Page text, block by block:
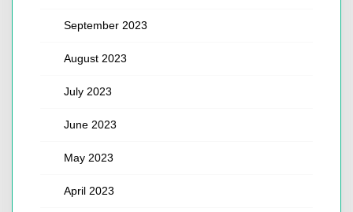
September 2023
August 2023
July 2023
June 2023
May 2023
April 2023